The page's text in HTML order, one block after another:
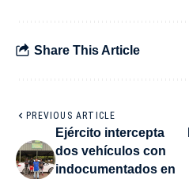
Share This Article
PREVIOUS ARTICLE
Ejército intercepta
dos vehículos con
indocumentados en